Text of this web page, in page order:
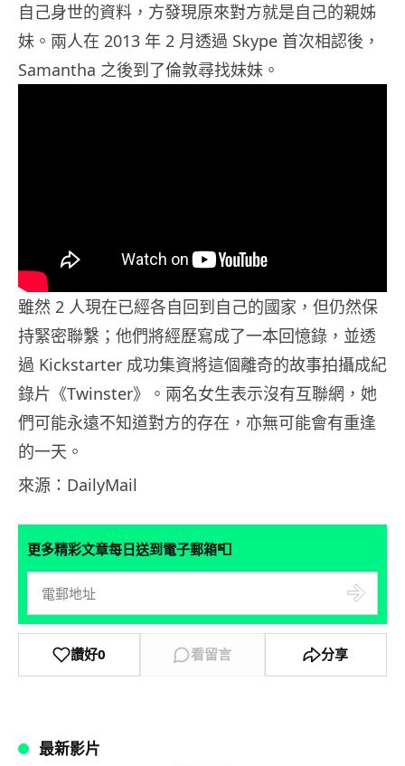
自己身世的資料，方發現原來對方就是自己的親姊
妹。兩人在 2013 年 2 月透過 Skype 首次相認後，
Samantha 之後到了倫敦尋找妹妹。
雖然 2 人現在已經各自回到自己的國家，但仍然保
持緊密聯繫；他們將經歷寫成了一本回憶錄，並透
過 Kickstarter 成功集資將這個離奇的故事拍攝成紀
錄片《Twinster》。兩名女生表示沒有互聯網，她
們可能永遠不知道對方的存在，亦無可能會有重逢
的一天。
來源：DailyMail
更多精彩文章每日送到電子郵箱📮
讚好0 看留言 分享
最新影片